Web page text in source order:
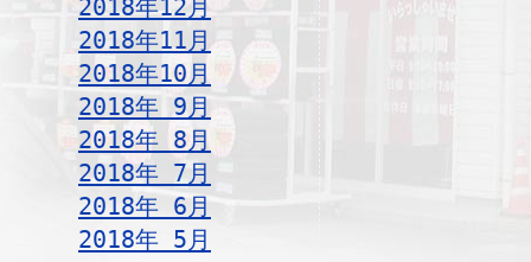
2018年12月
2018年11月
2018年10月
2018年 9月
2018年 8月
2018年 7月
2018年 6月
2018年 5月